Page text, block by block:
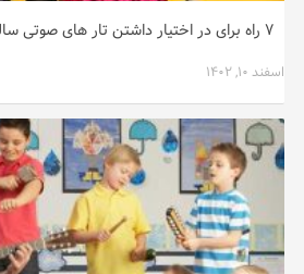
۷ راه برای در اختیار داشتن تار های صوتی سالم
اسفند ۱۰, ۱۴۰۲